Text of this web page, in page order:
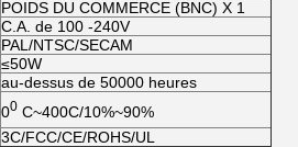
POIDS DU COMMERCE (BNC) X 1
C.A. de 100 -240V
PAL/NTSC/SECAM
≤50W
au-dessus de 50000 heures
00 C~400C/10%~90%
3C/FCC/CE/ROHS/UL